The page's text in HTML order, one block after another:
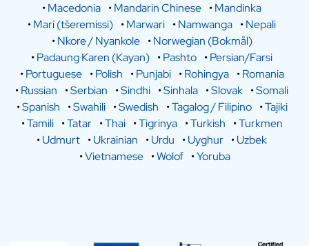
•Macedonia •Mandarin Chinese •Mandinka
•Mari (tšeremissi) •Marwari •Namwanga •Nepali
•Nkore / Nyankole •Norwegian (Bokmål)
•Padaung Karen (Kayan) •Pashto •Persian/Farsi
•Portuguese •Polish •Punjabi •Rohingya •Romania
•Russian •Serbian •Sindhi •Sinhala •Slovak •Somali
•Spanish •Swahili •Swedish •Tagalog / Filipino •Tajiki
•Tamili •Tatar •Thai •Tigrinya •Turkish •Turkmen
•Udmurt •Ukrainian •Urdu •Uyghur •Uzbek
•Vietnamese •Wolof •Yoruba